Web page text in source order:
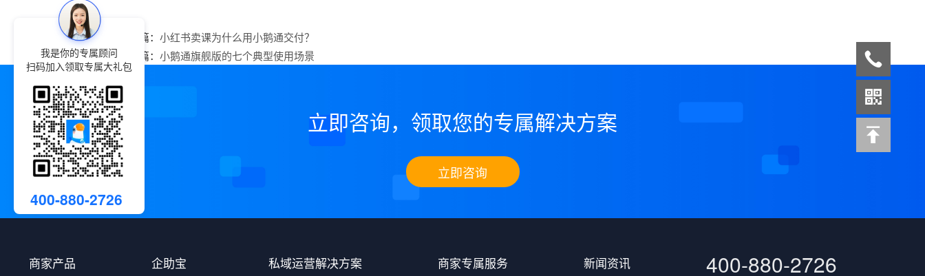
上一篇： 小红书卖课为什么用小鹅通交付？
下一篇： 小鹅通旗舰版的七个典型使用场景
立即咨询，领取您的专属解决方案
立即咨询
商家产品 企助宝 私域运营解决方案 商家专属服务 新闻资讯 400-880-2726
我是你的专属顾问
扫码加入领取专属大礼包
400-880-2726